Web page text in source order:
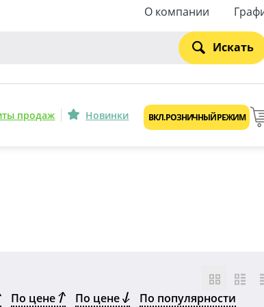
О компании
Искать
продаж Новинки ВКЛ. РОЗНИЧНЫЙ РЕЖИМ
По цене По цене
По популярности